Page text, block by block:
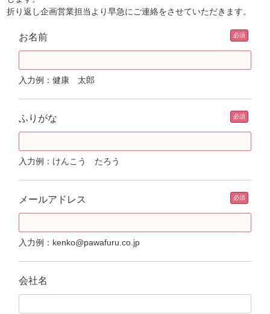
折り返し企画営業担当より早急にご連絡をさせていただきます。
お名前
入力例：健康 太郎
ふりがな
入力例：けんこう たろう
メールアドレス
入力例：kenko@pawafuru.co.jp
会社名